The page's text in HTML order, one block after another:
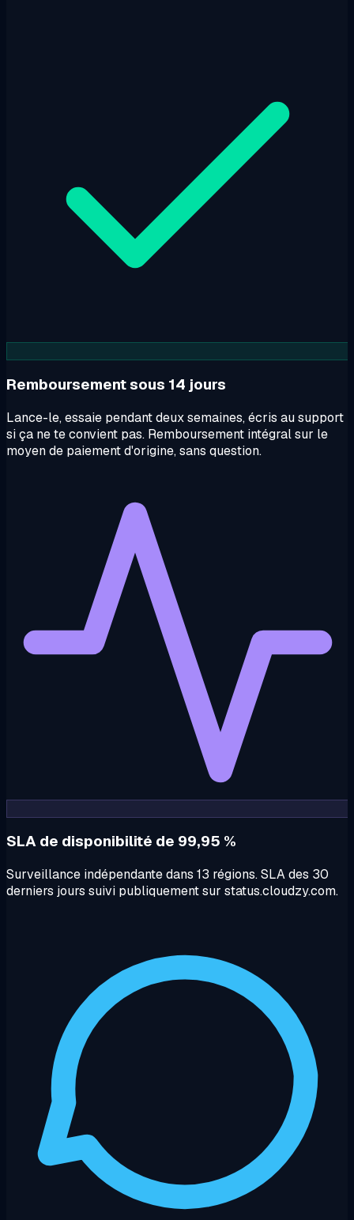
Remboursement sous 14 jours
Lance-le, essaie pendant deux semaines, écris au support
si ça ne te convient pas. Remboursement intégral sur le
moyen de paiement d'origine, sans question.
SLA de disponibilité de 99,95 %
Surveillance indépendante dans 13 régions. SLA des 30
derniers jours suivi publiquement sur status.cloudzy.com.